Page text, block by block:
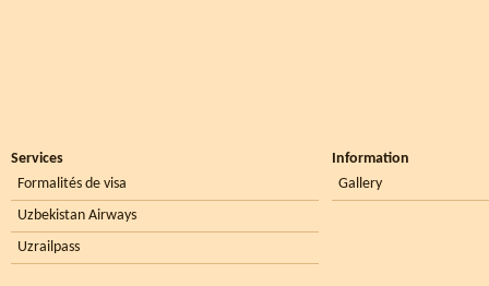
Services
Formalités de visa
Uzbekistan Airways
Uzrailpass
Information
Gallery